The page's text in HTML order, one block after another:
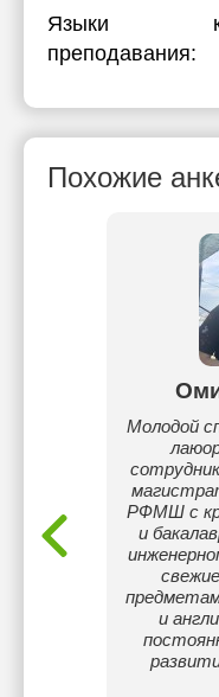
Языки
преподавания:
Похожие
Молодой
РФМШ с
и
и